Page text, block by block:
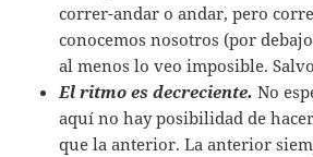
correr-andar o andar, pero
conocemos nosotros (por
al menos lo veo imposible.
El ritmo es decreciente. No
aquí no hay posibilidad de
que la anterior. La anterior